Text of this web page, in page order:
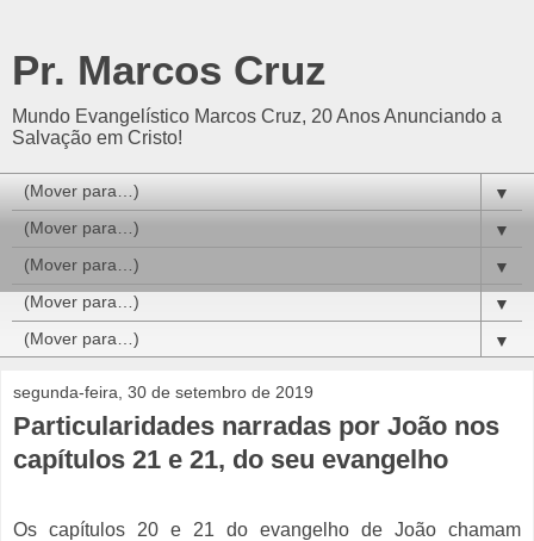
Pr. Marcos Cruz
Mundo Evangelístico Marcos Cruz, 20 Anos Anunciando a
Salvação em Cristo!
▼
▼
▼
▼
▼
segunda-feira, 30 de setembro de 2019
Particularidades narradas por João nos
capítulos 21 e 21, do seu evangelho
Os capítulos 20 e 21 do evangelho de João chamam